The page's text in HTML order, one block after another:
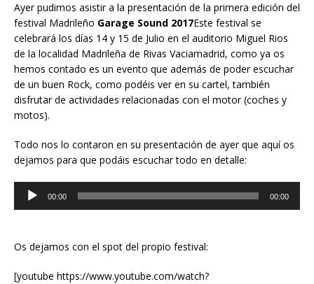
Ayer pudimos asistir a la presentación de la primera edición del
festival Madrileño Garage Sound 2017Este festival se
celebrará los días 14 y 15 de Julio en el auditorio Miguel Rios
de la localidad Madrileña de Rivas Vaciamadrid, como ya os
hemos contado es un evento que además de poder escuchar
de un buen Rock, como podéis ver en su cartel, también
disfrutar de actividades relacionadas con el motor (coches y
motos).
Todo nos lo contaron en su presentación de ayer que aquí os
dejamos para que podáis escuchar todo en detalle:
Reproductor
00:00 00:00
Os dejamos con el spot del propio festival:
[youtube https://www.youtube.com/watch?